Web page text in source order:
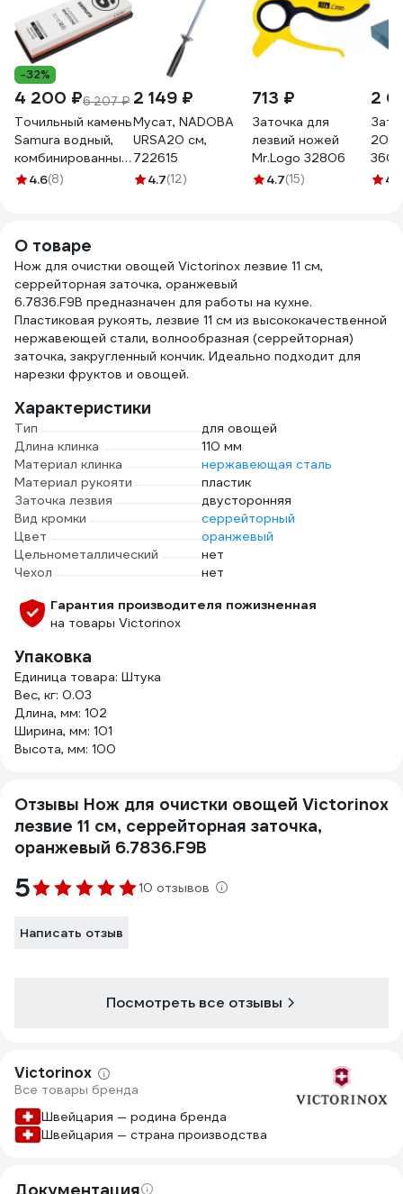
-32%
4 200 ₽6 207 ₽
Точильный камень
Samura водный,
комбинированный
1000/3000 SCS-
4.6(8)
2 149 ₽
Мусат, NADOBA
URSA20 см,
722615
4.7(12)
713 ₽
Заточка для
лезвий ножей
Mr.Logo 32806
4.7(15)
2
4.4
О товаре
Нож для очистки овощей Victorinox лезвие 11 см,
серрейторная заточка, оранжевый
6.7836.F9B предназначен для работы на кухне.
Пластиковая рукоять, лезвие 11 см из высококачественной
нержавеющей стали, волнообразная (серрейторная)
заточка, закругленный кончик. Идеально подходит для
нарезки фруктов и овощей.
Характеристики
Тип
для овощей
Длина клинка
110 мм
Материал клинка
нержавеющая сталь
Материал рукояти
пластик
Заточка лезвия
двусторонняя
Вид кромки
серрейторный
Цвет
оранжевый
Цельнометаллический
нет
Чехол
нет
Гарантия производителя пожизненная
на товары Victorinox
Упаковка
Единица товара: Штука
Вес, кг: 0.03
Длина, мм: 102
Ширина, мм: 101
Высота, мм: 100
Отзывы Нож для очистки овощей Victorinox
лезвие 11 см, серрейторная заточка,
оранжевый 6.7836.F9B
5 10 отзывов
Написать отзыв
Посмотреть все отзывы
Victorinox
Все товары бренда
Швейцария — родина бренда
Швейцария — страна производства